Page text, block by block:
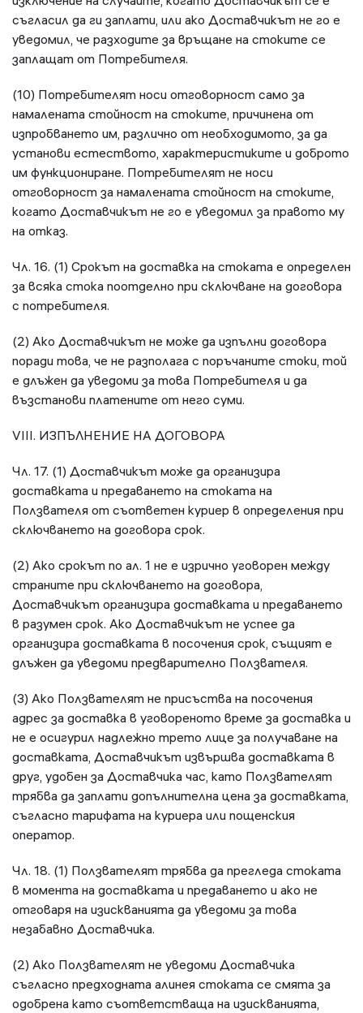
съгласил да ги заплати, или ако Доставчикът не го е
уведомил, че разходите за връщане на стоките се
заплащат от Потребителя.
(10) Потребителят носи отговорност само за
намалената стойност на стоките, причинена от
изпробването им, различно от необходимото, за да
установи естеството, характеристиките и доброто
им функциониране. Потребителят не носи
отговорност за намалената стойност на стоките,
когато Доставчикът не го е уведомил за правото му
на отказ.
Чл. 16. (1) Срокът на доставка на стоката е определен
за всяка стока поотделно при сключване на договора
с потребителя.
(2) Ако Доставчикът не може да изпълни договора
поради това, че не разполага с поръчаните стоки, той
е длъжен да уведоми за това Потребителя и да
възстанови платените от него суми.
VIII. ИЗПЪЛНЕНИЕ НА ДОГОВОРА
Чл. 17. (1) Доставчикът може да организира
доставката и предаването на стоката на
Ползвателя от съответен куриер в определения при
сключването на договора срок.
(2) Ако срокът по ал. 1 не е изрично уговорен между
страните при сключването на договора,
Доставчикът организира доставката и предаването
в разумен срок. Ако Доставчикът не успее да
организира доставката в посочения срок, същият е
длъжен да уведоми предварително Ползвателя.
(3) Ако Ползвателят не присъства на посочения
адрес за доставка в уговореното време за доставка и
не е осигурил надлежно трето лице за получаване на
доставката, Доставчикът извършва доставката в
друг, удобен за Доставчика час, като Ползвателят
трябва да заплати допълнителна цена за доставката,
съгласно тарифата на куриера или пощенския
оператор.
Чл. 18. (1) Ползвателят трябва да прегледа стоката
в момента на доставката и предаването и ако не
отговаря на изискванията да уведоми за това
незабавно Доставчика.
(2) Ако Ползвателят не уведоми Доставчика
съгласно предходната алинея стоката се смята за
одобрена като съответстваща на изискванията,